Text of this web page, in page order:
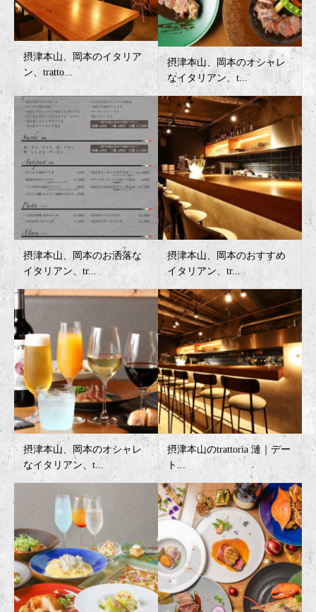
摂津本山、岡本のイタリア
ン、tratto...
摂津本山、岡本のオシャレ
なイタリアン、t...
摂津本山、岡本のお洒落な
イタリアン、tr...
摂津本山、岡本のおすすめ
イタリアン、tr...
摂津本山、岡本のオシャレ
なイタリアン、t...
摂津本山のtrattoria 漣｜デー
ト...